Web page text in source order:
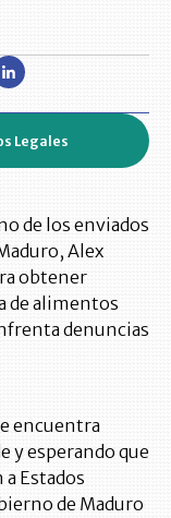
Legales
de los enviados
Alex
obtener
de alimentos
denuncias
encuentra
y esperando que
Estados
de Maduro